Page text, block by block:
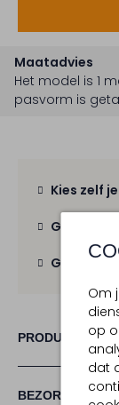
Om
op
dat
Maatadvies
Het model is 1
pasvorm is
Kies zelf
Gratis
Gratis
PRODUCT
BEZORGEN &